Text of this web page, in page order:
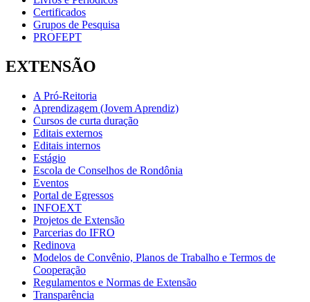
Certificados
Grupos de Pesquisa
PROFEPT
EXTENSÃO
A Pró-Reitoria
Aprendizagem (Jovem Aprendiz)
Cursos de curta duração
Editais externos
Editais internos
Estágio
Escola de Conselhos de Rondônia
Eventos
Portal de Egressos
INFOEXT
Projetos de Extensão
Parcerias do IFRO
Redinova
Modelos de Convênio, Planos de Trabalho e Termos de
Cooperação
Regulamentos e Normas de Extensão
Transparência